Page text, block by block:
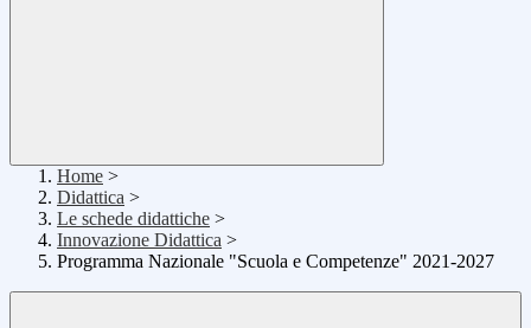
Home >
Didattica >
Le schede didattiche >
Innovazione Didattica >
Programma Nazionale "Scuola e Competenze" 2021-2027